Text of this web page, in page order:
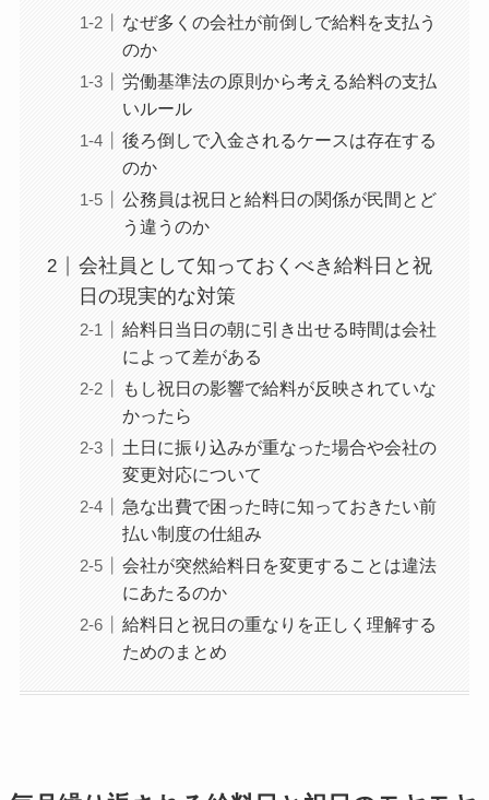
なぜ多くの会社が前倒しで給料を支払う
のか
労働基準法の原則から考える給料の支払
いルール
後ろ倒しで入金されるケースは存在する
のか
公務員は祝日と給料日の関係が民間とど
う違うのか
会社員として知っておくべき給料日と祝
日の現実的な対策
給料日当日の朝に引き出せる時間は会社
によって差がある
もし祝日の影響で給料が反映されていな
かったら
土日に振り込みが重なった場合や会社の
変更対応について
急な出費で困った時に知っておきたい前
払い制度の仕組み
会社が突然給料日を変更することは違法
にあたるのか
給料日と祝日の重なりを正しく理解する
ためのまとめ